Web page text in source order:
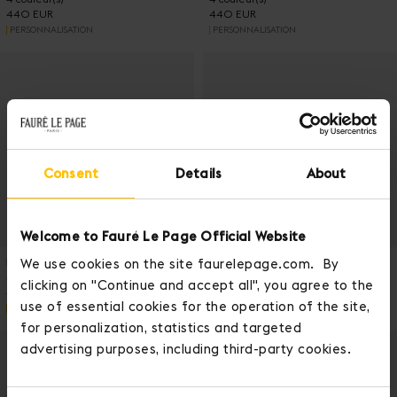
Consent Details About
Welcome to Fauré Le Page Official Website
We use cookies on the site faurelepage.com. By
clicking on "Continue and accept all", you agree to the
use of essential cookies for the operation of the site,
for personalization, statistics and targeted
advertising purposes, including third-party cookies.
440 EUR
PERSONNALISATION
440 EUR
PERSONNALISATION
PORTEFEUILLE 7 CARTES
460 EUR
PERSONNALISATION
PORTEFEUILLE 7 CARTES
460 EUR
PERSONNALISATION